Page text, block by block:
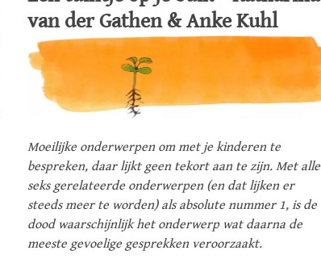
van der Gathen & Anke Kuhl
Moeilijke onderwerpen om met je kinderen te
bespreken, daar lijkt geen tekort aan te zijn. Met alle
seks gerelateerde onderwerpen (en dat lijken er
steeds meer te worden) als absolute nummer 1, is de
dood waarschijnlijk het onderwerp wat daarna de
meeste gevoelige gesprekken veroorzaakt.